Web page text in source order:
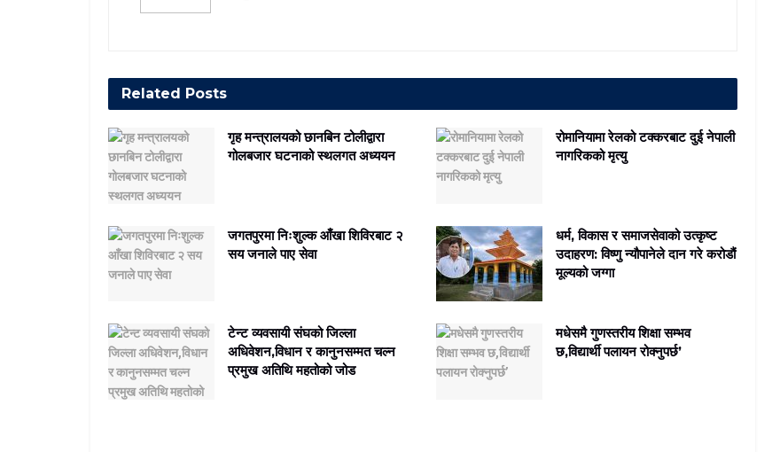
Related Posts
गृह मन्त्रालयको छानबिन टोलीद्वारा
गोलबजार घटनाको स्थलगत अध्ययन
रोमानियामा रेलको टक्करबाट दुई नेपाली
नागरिकको मृत्यु
जगतपुरमा निःशुल्क आँखा शिविरबाट २
सय जनाले पाए सेवा
धर्म, विकास र समाजसेवाको उत्कृष्ट
उदाहरण: विष्णु न्यौपानेले दान गरे करोडौं
मूल्यको जग्गा
टेन्ट व्यवसायी संघको जिल्ला
अधिवेशन,विधान र कानुनसम्मत चल्न
प्रमुख अतिथि महतोको जोड
मधेसमै गुणस्तरीय शिक्षा सम्भव
छ,विद्यार्थी पलायन रोक्नुपर्छ’